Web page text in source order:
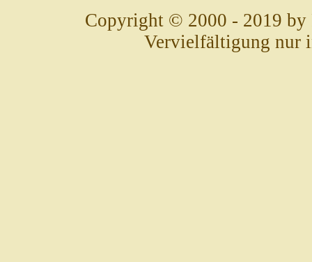
Copyright © 2000 - 2019 by
Vervielfältigung nur